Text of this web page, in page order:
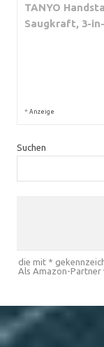
TANYO
Saugkraft, 3-
* Anzeige
Suchen
die mit *
Als Amazon-Partner